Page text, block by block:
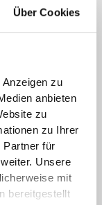
Über Cookies
zu
anbieten
zu
zu Ihrer
Partner für
Unsere
mit
bereitgestellt
einzige
und